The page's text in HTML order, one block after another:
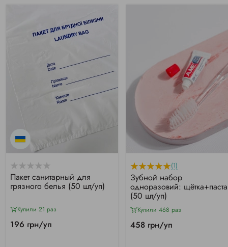
Пакет санитарный для
грязного белья (50 шт/уп)
Купили 21 раз
196 грн/уп
(1)
Зубной набор
одноразовий: щётка+паста
(50 шт/уп)
Купили 468 раз
458 грн/уп